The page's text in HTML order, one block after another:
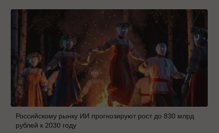
Российскому рынку ИИ прогнозируют рост до 830 млрд
рублей к 2030 году